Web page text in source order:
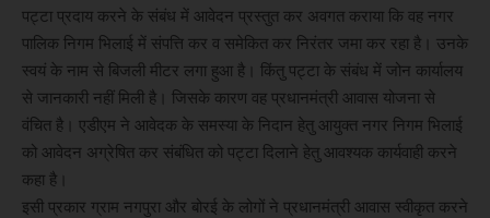
पट्टा प्रदाय करने के संबंध में आवेदन प्रस्तुत कर अवगत कराया कि वह नगर
पालिक निगम भिलाई में संपत्ति कर व समेकित कर निरंतर जमा कर रहा है। उनके
स्वयं के नाम से बिजली मीटर लगा हुआ है। किंतु पट्टा के संबंध में जोन कार्यालय
से जानकारी नहीं मिली है। जिसके कारण वह प्रधानमंत्री आवास योजना से
वंचित है। एडीएम ने आवेदक के समस्या के निदान हेतु आयुक्त नगर निगम भिलाई
को आवेदन अग्रेषित कर संबंधित को पट्टा दिलाने हेतु आवश्यक कार्यवाही करने
कहा है।
इसी प्रकार ग्राम नगपुरा और बोरई के लोगों ने प्रधानमंत्री आवास स्वीकृत करने